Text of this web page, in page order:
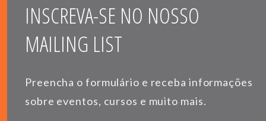
INSCREVA-SE NO NOSSO
MAILING LIST
Preencha o formulário e receba informações
sobre eventos, cursos e muito mais.